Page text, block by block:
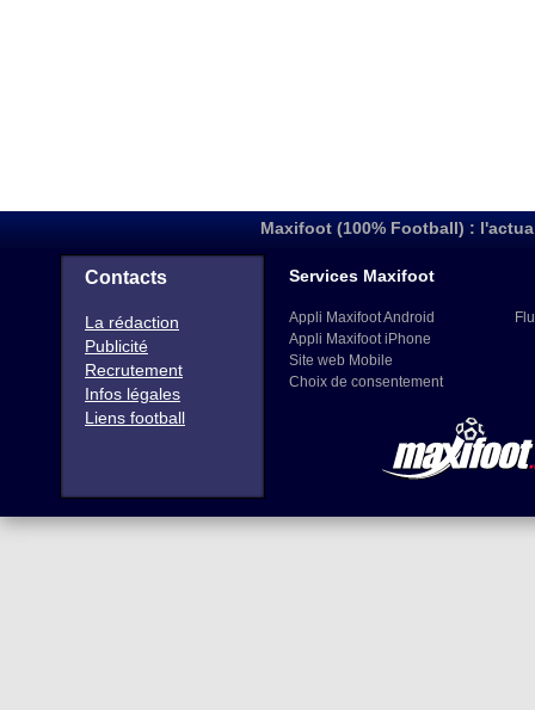
Maxifoot (100% Football) :
Contacts
La rédaction
Publicité
Recrutement
Infos légales
Liens football
Services Maxifoot
Appli Maxifoot Android
Appli Maxifoot iPhone
Site web Mobile
Choix de consentement